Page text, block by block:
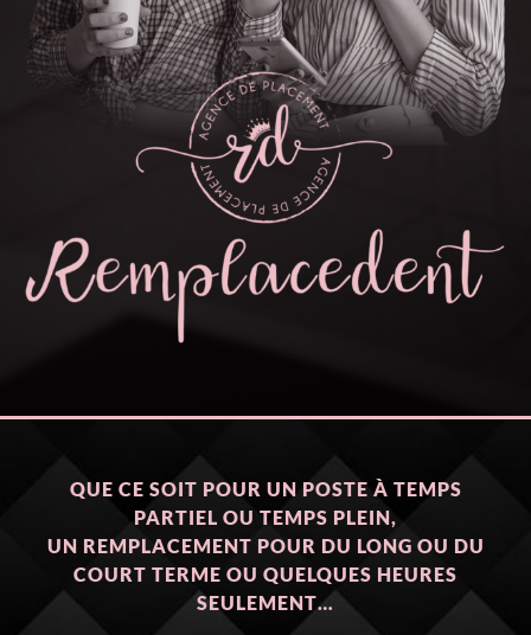
QUE CE SOIT POUR UN POSTE À TEMPS
PARTIEL OU TEMPS PLEIN,
UN REMPLACEMENT POUR DU LONG OU DU
COURT TERME OU QUELQUES HEURES
SEULEMENT…